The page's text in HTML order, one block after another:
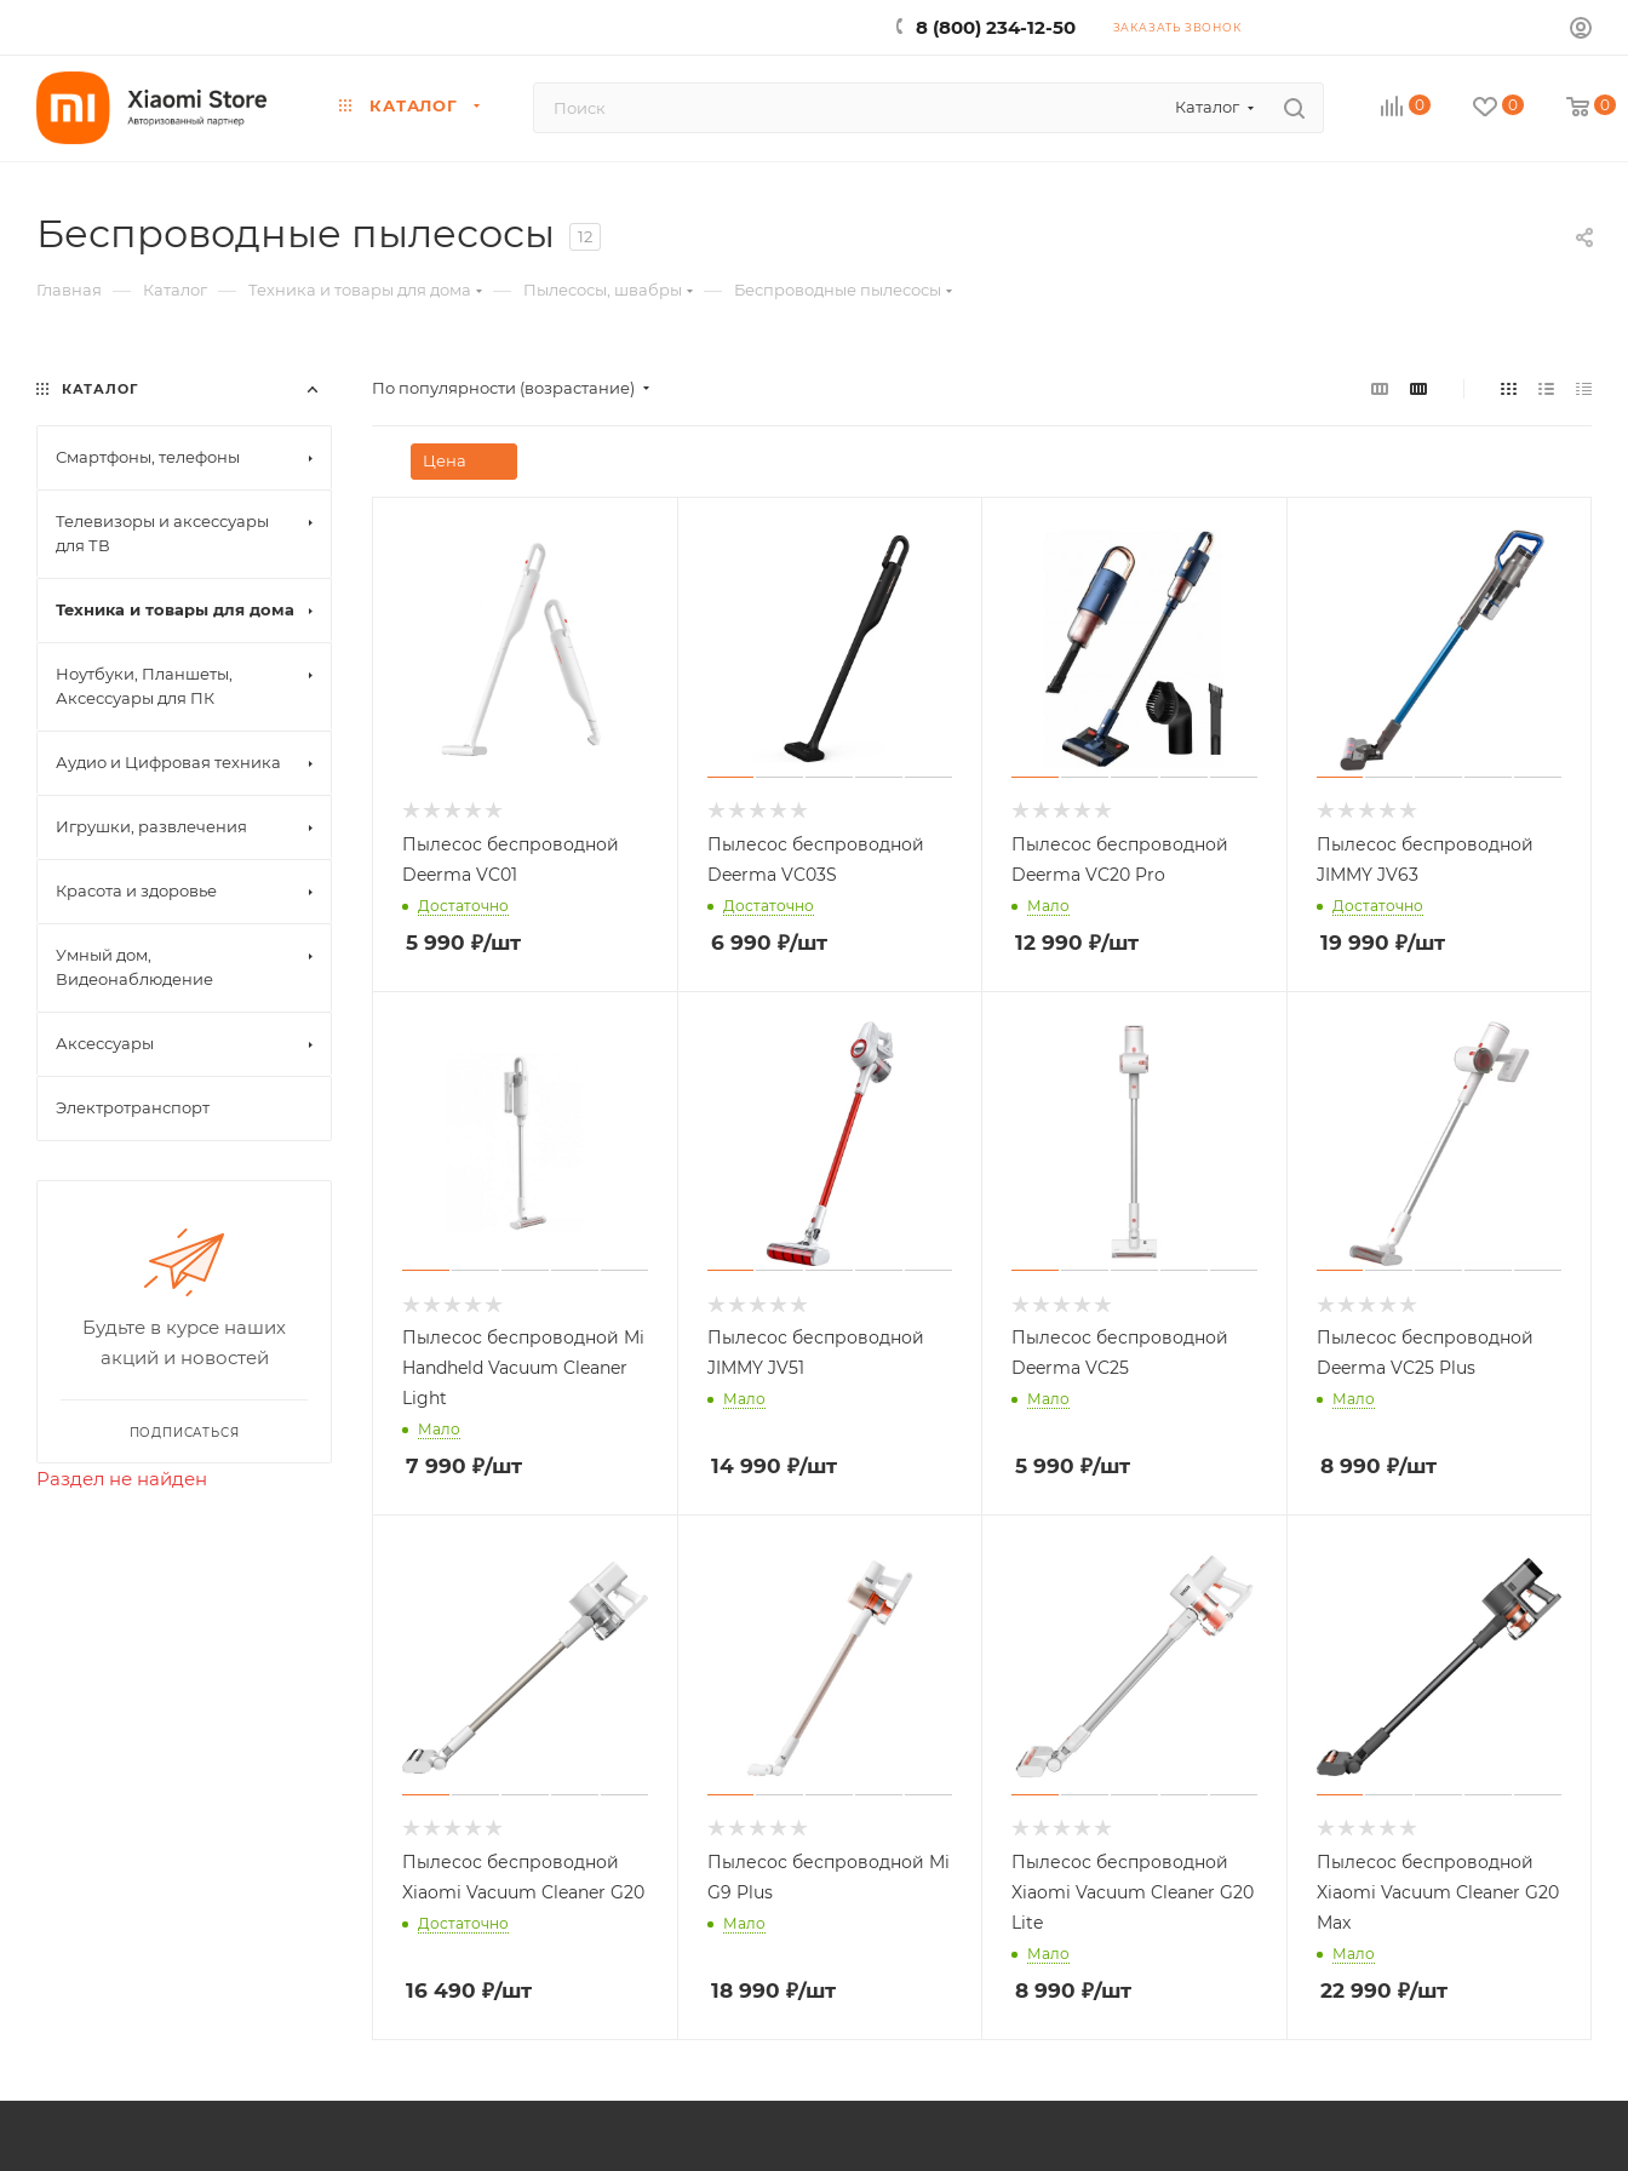
8 (800) 234-12-50 ЗАКАЗАТЬ ЗВОНОК
КАТАЛОГ Каталог 0 0 0
Беспроводные пылесосы 12
Главная — Каталог — Техника и товары для дома — Пылесосы, швабры — Беспроводные пылесосы
По популярности (возрастание)
Цена
Пылесос беспроводной
Deerma VC01
Достаточно
5 990 ₽/шт
Пылесос беспроводной
Deerma VC03S
Достаточно
6 990 ₽/шт
Пылесос беспроводной
Deerma VC20 Pro
Мало
12 990 ₽/шт
Пылесос беспроводной
JIMMY JV63
Достаточно
19 990 ₽/шт
Пылесос беспроводной Mi
Handheld Vacuum Cleaner
Light
Мало
7 990 ₽/шт
Пылесос беспроводной
JIMMY JV51
Мало
14 990 ₽/шт
Пылесос беспроводной
Deerma VC25
Мало
5 990 ₽/шт
Пылесос беспроводной
Deerma VC25 Plus
Мало
8 990 ₽/шт
Пылесос беспроводной
Xiaomi Vacuum Cleaner G20
Достаточно
16 490 ₽/шт
Пылесос беспроводной Mi
G9 Plus
Мало
18 990 ₽/шт
Пылесос беспроводной
Xiaomi Vacuum Cleaner G20
Lite
Мало
8 990 ₽/шт
Пылесос беспроводной
Xiaomi Vacuum Cleaner G20
Max
Мало
22 990 ₽/шт
КАТАЛОГ
Смартфоны, телефоны
Телевизоры и аксессуары
для ТВ
Техника и товары для дома
Ноутбуки, Планшеты,
Аксессуары для ПК
Аудио и Цифровая техника
Игрушки, развлечения
Красота и здоровье
Умный дом,
Видеонаблюдение
Аксессуары
Электротранспорт
Будьте в курсе наших
акций и новостей
ПОДПИСАТЬСЯ
Раздел не найден